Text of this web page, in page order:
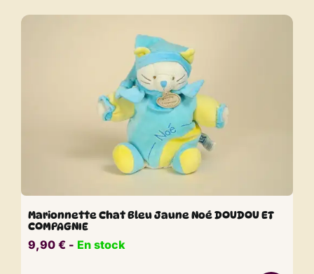
Marionnette Chat Bleu Jaune Noé DOUDOU ET
COMPAGNIE
9,90 € ​​ - En stock